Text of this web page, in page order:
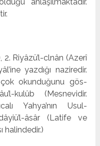
2. Riyâzü’l-clnân (Azerî
yazdığı na­ziredir.
çok okunduğunu gös­
kulûb (Mesnevidir.
Yahya’nın Usul-
âsâr (Latife ve
halindedir.)